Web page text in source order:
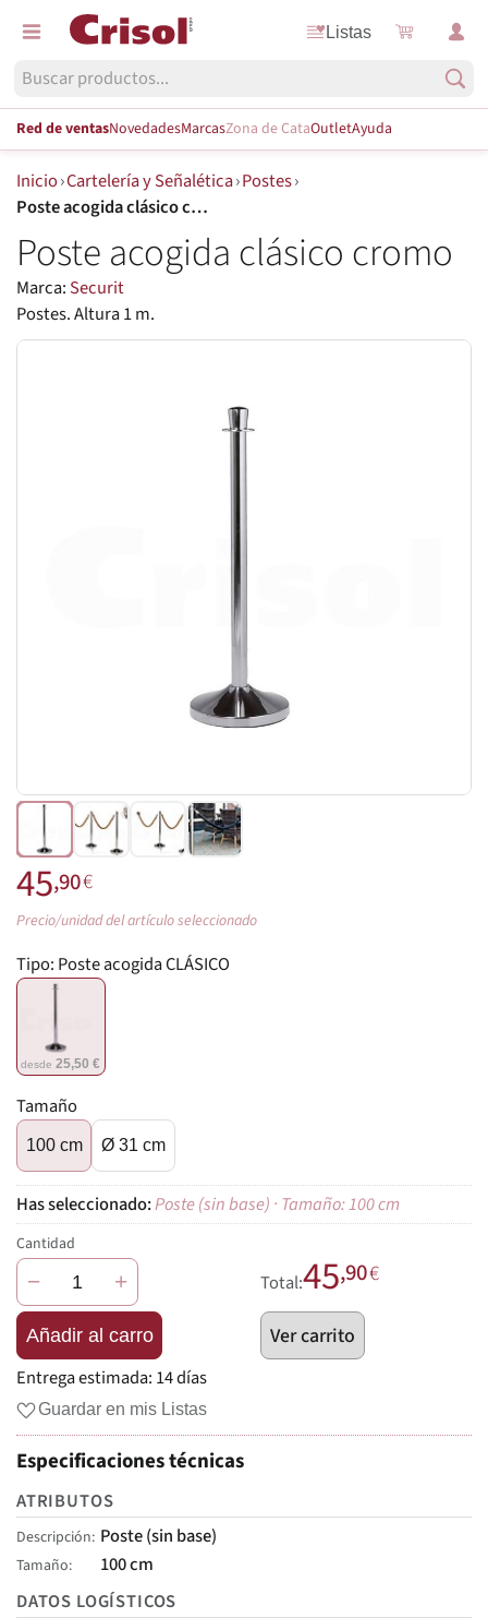
Listas
Red de ventasNovedadesMarcasZona de CataOutletAyuda
Inicio›Cartelería y Señalética›Postes›
Poste acogida clásico cromo
Poste acogida clásico cromo
Marca: Securit
Postes. Altura 1 m.
45,90€
Precio/unidad del artículo seleccionado
Tipo: Poste acogida CLÁSICO
desde25,50 €
Tamaño
100 cm Ø 31 cm
Poste (sin base) · Tamaño: 100 cm
Cantidad
− +
Añadir al carro
Total:45,90€
Ver carrito
Entrega estimada: 14 días
Guardar en mis Listas
Especificaciones técnicas
ATRIBUTOS
Descripción Poste (sin base)
Tamaño
100 cm
DATOS LOGÍSTICOS